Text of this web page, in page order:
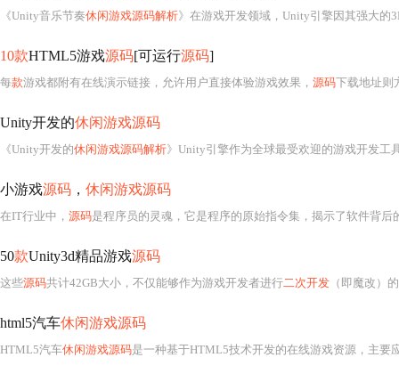
《Unity音乐节奏休闲游戏源码解析》在游戏开发领域，Unity引擎因其强大的3D
10款HTML5游戏源码[可运行源码]
每款游戏都附有在线演示链接，允许用户直接体验游戏效果， 源码下载地址则
Unity开发的休闲游戏源码
《Unity开发的休闲游戏源码解析》Unity引擎作为全球最受欢迎的游戏开发工具之一，因其强
小游戏源码 ， 休闲游戏源码
在IT行业中， 源码是程序员的灵魂，它是程序的原始指令集，揭示了软件背后
50款Unity3d精品游戏源码
这些源码共计42GB大小，不仅能够作为游戏开发者进行二次开发 （即魔改）的绝佳素材
html5汽车休闲游戏源码
HTML5汽车休闲游戏源码是一种基于HTML5技术开发的在线游戏资源，主要应用于